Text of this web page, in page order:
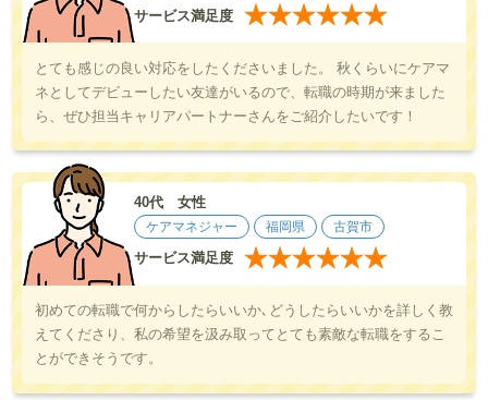
サービス満足度 ★★★★★★
とても感じの良い対応をしたくださいました。 秋くらいにケアマ
ネとしてデビューしたい友達がいるので、転職の時期が来ました
ら、ぜひ担当キャリアパートナーさんをご紹介したいです！
40代 女性
ケアマネジャー 福岡県 古賀市
サービス満足度 ★★★★★★
初めての転職で何からしたらいいか､どうしたらいいかを詳しく教
えてくださり、私の希望を汲み取ってとても素敵な転職をするこ
とができそうです。